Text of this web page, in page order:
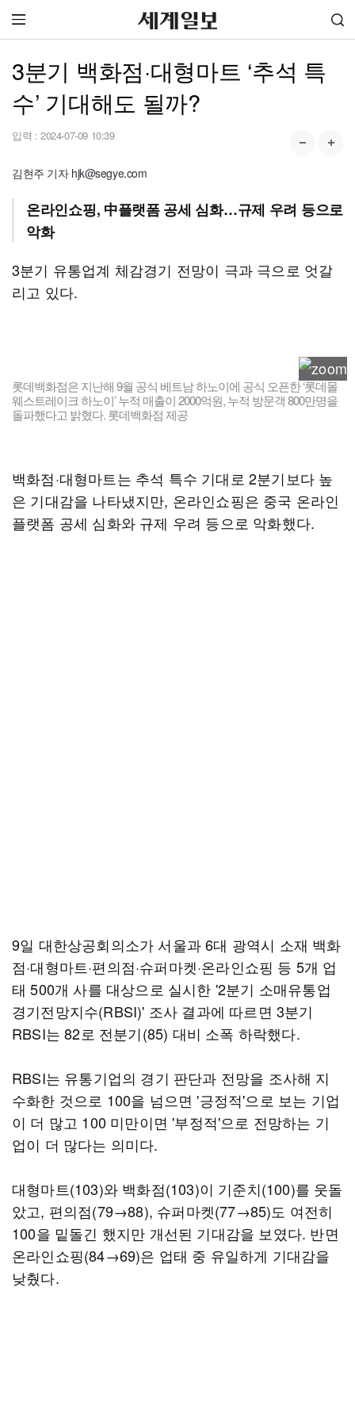
3분기 백화점·대형마트 ‘추석 특
수’ 기대해도 될까?
입력 : 2024-07-09 10:39
김현주 기자 hjk@segye.com
온라인쇼핑, 中플랫폼 공세 심화…규제 우려 등으로
악화
3분기 유통업계 체감경기 전망이 극과 극으로 엇갈
리고 있다.
롯데백화점은 지난해 9월 공식 베트남 하노이에 공식 오픈한 ‘롯데몰
웨스트레이크 하노이’ 누적 매출이 2000억원, 누적 방문객 800만명을
돌파했다고 밝혔다. 롯데백화점 제공
백화점·대형마트는 추석 특수 기대로 2분기보다 높
은 기대감을 나타냈지만, 온라인쇼핑은 중국 온라인
플랫폼 공세 심화와 규제 우려 등으로 악화했다.
9일 대한상공회의소가 서울과 6대 광역시 소재 백화
점·대형마트·편의점·슈퍼마켓·온라인쇼핑 등 5개 업
태 500개 사를 대상으로 실시한 '2분기 소매유통업
경기전망지수(RBSI)' 조사 결과에 따르면 3분기
RBSI는 82로 전분기(85) 대비 소폭 하락했다.
RBSI는 유통기업의 경기 판단과 전망을 조사해 지
수화한 것으로 100을 넘으면 '긍정적'으로 보는 기업
이 더 많고 100 미만이면 '부정적'으로 전망하는 기
업이 더 많다는 의미다.
대형마트(103)와 백화점(103)이 기준치(100)를 웃돌
았고, 편의점(79→88), 슈퍼마켓(77→85)도 여전히
100을 밑돌긴 했지만 개선된 기대감을 보였다. 반면
온라인쇼핑(84→69)은 업태 중 유일하게 기대감을
낮췄다.